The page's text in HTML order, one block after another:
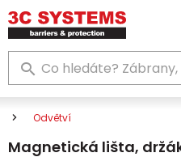
Odvětví
Magnetická lišta,